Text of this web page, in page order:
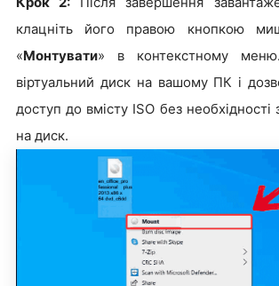
клацніть його правою кнопкою
«Монтувати» в контекстному
віртуальний диск на вашому ПК і
доступ до вмісту ISO без необхідності
на диск.